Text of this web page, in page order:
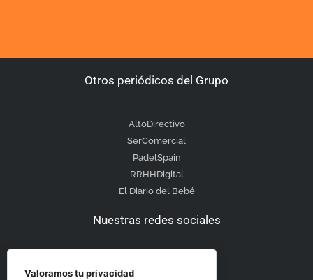
Otros periódicos del Grupo
AltoDirectivo
SerComercial
PadelSpain
RRHHDigital
El Diario del Bebé
Nuestras redes sociales
Valoramos tu privacidad